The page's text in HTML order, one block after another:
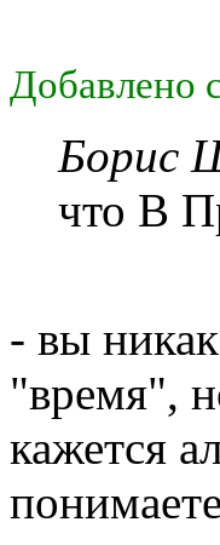
Добавлено
Борис
что В
- вы
"время",
кажется